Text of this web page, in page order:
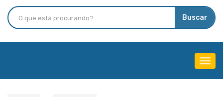
Buscar
Menu